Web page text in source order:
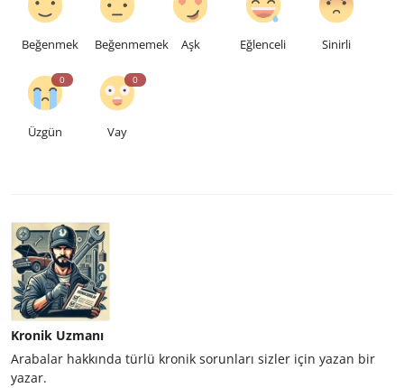
Beğenmek Beğenmemek Aşk Eğlenceli Sinirli
0
Üzgün
0
Vay
Kronik Uzmanı
Arabalar hakkında türlü kronik sorunları sizler için yazan bir
yazar.